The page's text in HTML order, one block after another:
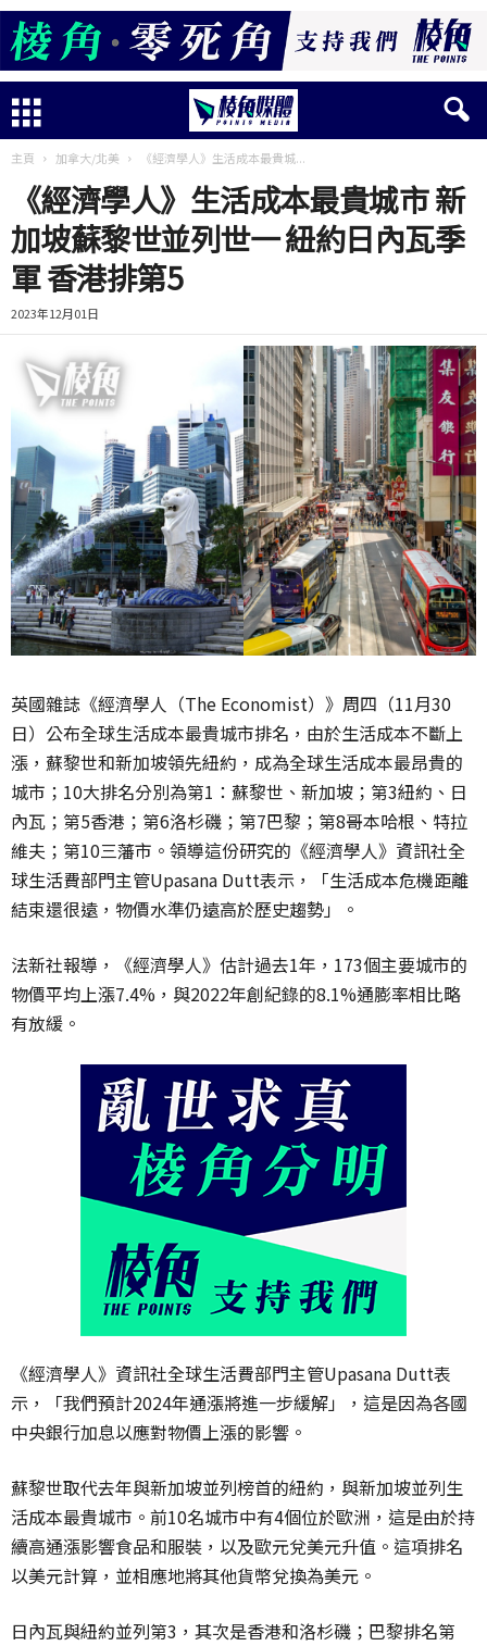
主頁 加拿大/北美 《經濟學人》生活成本最貴城...
《經濟學人》生活成本最貴城市 新
加坡蘇黎世並列世一 紐約日內瓦季
軍 香港排第5
2023年12月01日
英國雜誌《經濟學人（The Economist）》周四（11月30
日）公布全球生活成本最貴城市排名，由於生活成本不斷上
漲，蘇黎世和新加坡領先紐約，成為全球生活成本最昂貴的
城市；10大排名分別為第1：蘇黎世、新加坡；第3紐約、日
內瓦；第5香港；第6洛杉磯；第7巴黎；第8哥本哈根、特拉
維夫；第10三藩市。領導這份研究的《經濟學人》資訊社全
球生活費部門主管Upasana Dutt表示，「生活成本危機距離
結束還很遠，物價水準仍遠高於歷史趨勢」。
法新社報導，《經濟學人》估計過去1年，173個主要城市的
物價平均上漲7.4%，與2022年創紀錄的8.1%通膨率相比略
有放緩。
《經濟學人》資訊社全球生活費部門主管Upasana Dutt表
示，「我們預計2024年通漲將進一步緩解」，這是因為各國
中央銀行加息以應對物價上漲的影響。
蘇黎世取代去年與新加坡並列榜首的紐約，與新加坡並列生
活成本最貴城市。前10名城市中有4個位於歐洲，這是由於持
續高通漲影響食品和服裝，以及歐元兌美元升值。這項排名
以美元計算，並相應地將其他貨幣兌換為美元。
日內瓦與紐約並列第3，其次是香港和洛杉磯；巴黎排名第